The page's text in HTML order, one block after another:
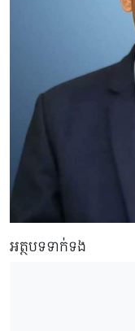
អត្ថបទទាក់ទង